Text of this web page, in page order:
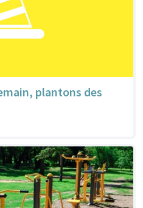
plantons des